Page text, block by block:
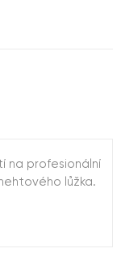
na profesionální
lůžka.